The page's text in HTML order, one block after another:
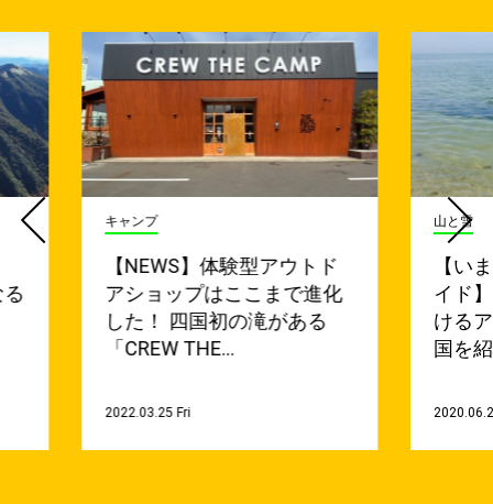
キャンプ
【NEWS】体験型アウトド
アショップはここまで進化
した！ 四国初の滝がある
「CREW THE…
2022.03.25 Fri
山と雪
【い
イド
ける
国を